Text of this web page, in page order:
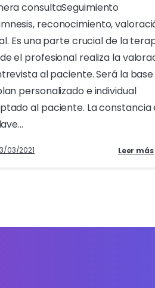
consultaSeguimiento
reconocimiento,
Es una parte crucial de la
el profesional realiza la
al paciente. Será la
personalizado e individual
al paciente. La constancia
03/2021 Leer más